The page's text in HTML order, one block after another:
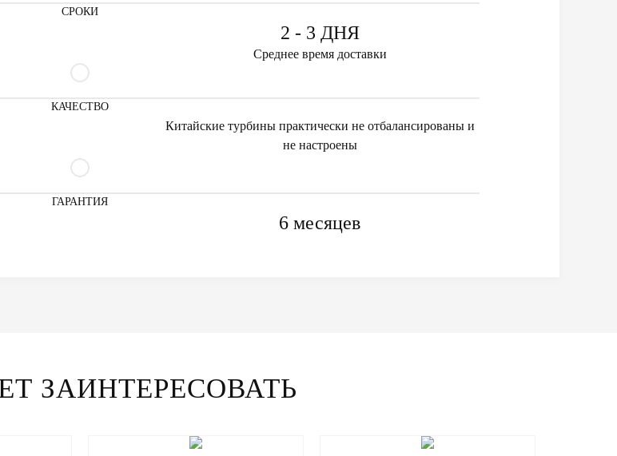
СРОКИ
2 - 3 ДНЯ
Среднее время доставки
КАЧЕСТВО
Китайские турбины практически не отбалансированы и
не настроены
ГАРАНТИЯ
6 месяцев
ЗАИНТЕРЕСОВАТЬ